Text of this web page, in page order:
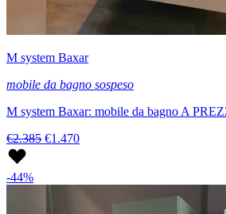
M system Baxar
mobile da bagno sospeso
M system Baxar: mobile da bagno A
€2.385 €1.470
-44%